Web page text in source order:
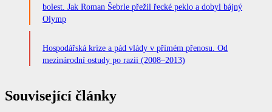
bolest. Jak Roman Šebrle přežil řecké peklo a dobyl bájný
Olymp
Hospodářská krize a pád vlády v přímém přenosu. Od
mezinárodní ostudy po razii (2008–2013)
Související články